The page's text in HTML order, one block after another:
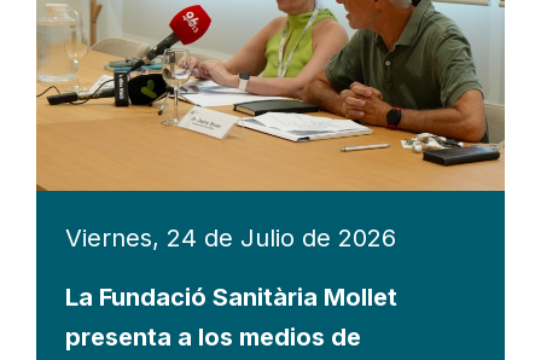
Viernes, 24 de Julio de 2026
La Fundació Sanitària Mollet
presenta a los medios de